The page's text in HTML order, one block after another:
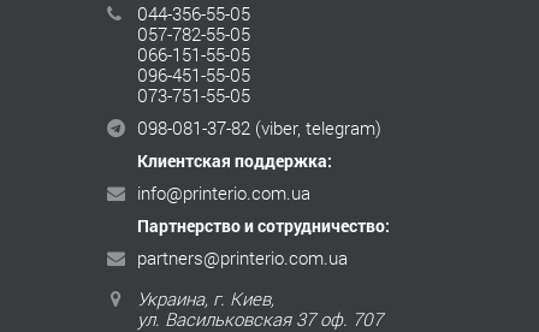
044-356-55-05
057-782-55-05
066-151-55-05
096-451-55-05
073-751-55-05
098-081-37-82 (viber, telegram)
Клиентская поддержка:
info@printerio.com.ua
Партнерство и сотрудничество:
partners@printerio.com.ua
Украина, г. Киев,
ул. Васильковская 37 оф. 707